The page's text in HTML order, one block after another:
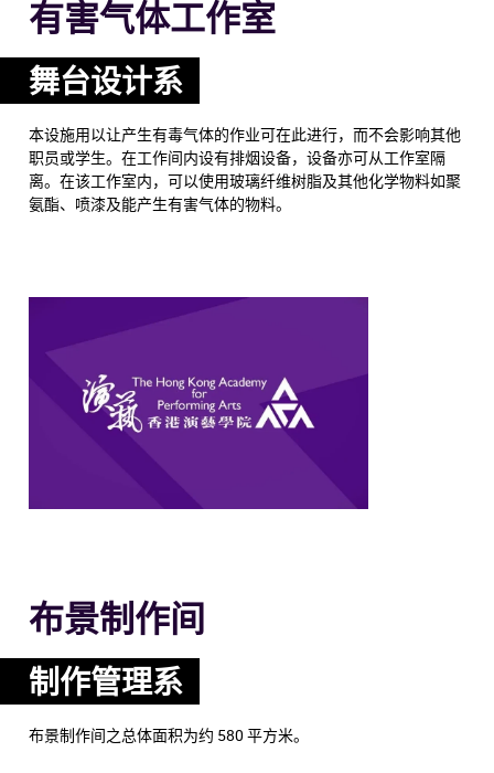
有害气体工作室
舞台设计系
本设施用以让产生有毒气体的作业可在此进行，而不会影响其他
职员或学生。在工作间内设有排烟设备，设备亦可从工作室隔
离。在该工作室内，可以使用玻璃纤维树脂及其他化学物料如聚
氨酯、喷漆及能产生有害气体的物料。
布景制作间
制作管理系
布景制作间之总体面积为约 580 平方米。